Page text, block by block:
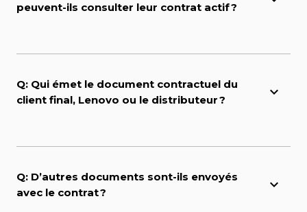
peuvent-ils consulter leur contrat actif ?
Q: Qui émet le document contractuel du
client final, Lenovo ou le distributeur ?
Q: D’autres documents sont-ils envoyés
avec le contrat ?